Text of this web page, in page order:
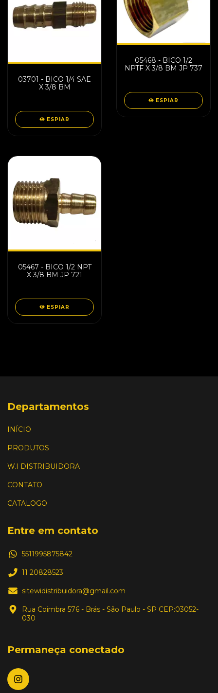
03701 - BICO 1/4 SAE
X 3/8 BM
ESPIAR
05468 - BICO 1/2
NPTF X 3/8 BM JP 737
ESPIAR
05467 - BICO 1/2 NPT
X 3/8 BM JP 721
ESPIAR
Departamentos
INÍCIO
PRODUTOS
W.I DISTRIBUIDORA
CONTATO
CATALOGO
Entre em contato
5511995875842
11 20828523
sitewidistribuidora@gmail.com
Rua Coimbra 576 - Brás - São Paulo - SP CEP:03052-
030
Permaneça conectado